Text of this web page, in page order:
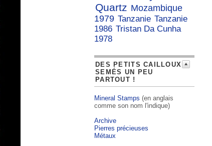
Quartz Mozambique
1979 Tanzanie Tanzanie
1986 Tristan Da Cunha
1978
DES PETITS CAILLOUX
SEMÉS UN PEU
PARTOUT !
Mineral Stamps (en anglais
comme son nom l'indique)
Archive
Pierres précieuses
Métaux